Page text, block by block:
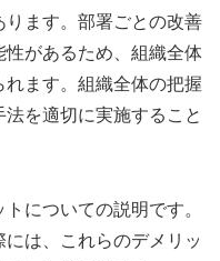
ます。部署ごとの改善
があるため、組織全体
ます。組織全体の把握
を適切に実施すること
についての説明です。
は、これらのデメリッ